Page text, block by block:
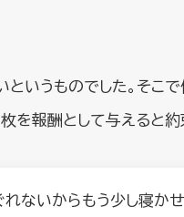
いうものでした。そこ
を報酬として与えると約
ないからもう少し寝か